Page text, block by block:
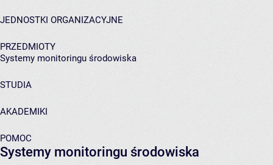
JEDNOSTKI ORGANIZACYJNE
PRZEDMIOTY
Systemy monitoringu środowiska
STUDIA
AKADEMIKI
POMOC
Systemy monitoringu środowiska